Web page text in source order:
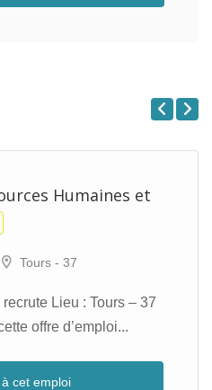
Humaines et
Tours - 37
Lieu : Tours – 37
offre d’emploi...
cet emploi